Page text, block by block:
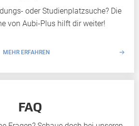
oder Studienplatzsuche? Die
von Aubi-Plus hilft dir weiter!
MEHR ERFAHREN
FAQ